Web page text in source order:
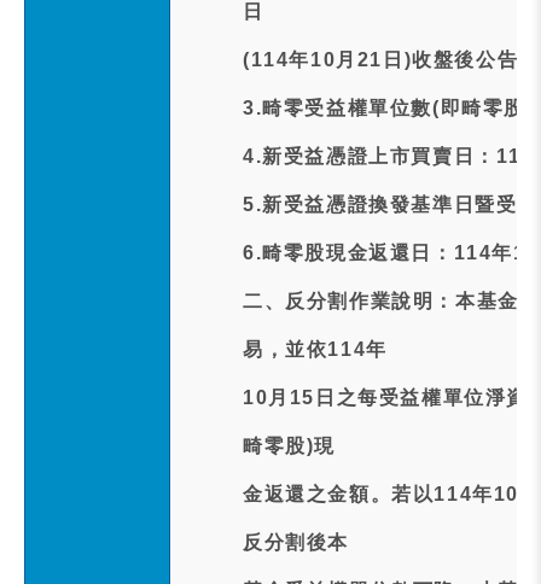
日
(114年10月21日)收盤後公告
3.畸零受益權單位數(即畸零股
4.新受益憑證上市買賣日：
5.新受益憑證換發基準日暨受
6.畸零股現金返還日：114年
二、反分割作業說明：本基金
易，並依114年
10月15日之每受益權單位淨資
畸零股)現
金返還之金額。若以114年10
反分割後本